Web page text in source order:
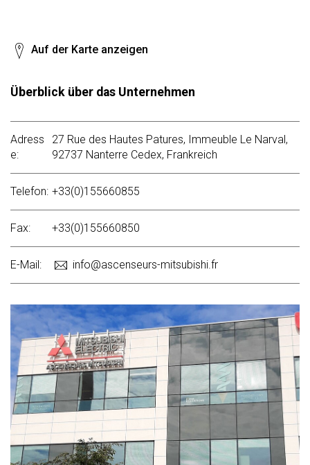
Auf der Karte anzeigen
Überblick über das Unternehmen
Adress
e:
27 Rue des Hautes Patures, Immeuble Le Narval,
92737 Nanterre Cedex, Frankreich
Telefon: +33(0)155660855
Fax: +33(0)155660850
E-Mail: info@ascenseurs-mitsubishi.fr